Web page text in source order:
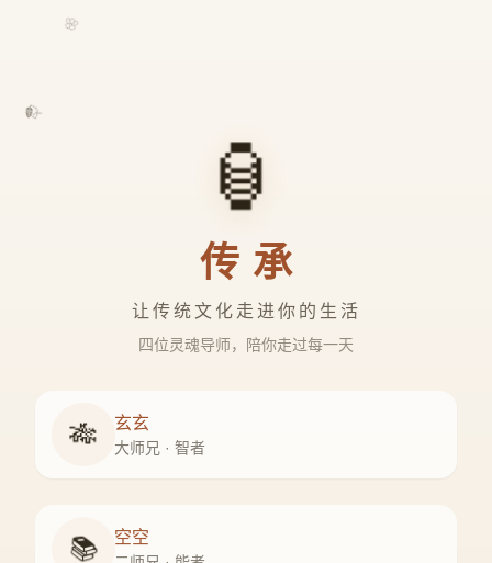
🍃
🌸
🏮
传承
让传统文化走进你的生活
四位灵魂导师，陪你走过每一天
🎋 玄玄
大师兄 · 智者
📚 空空